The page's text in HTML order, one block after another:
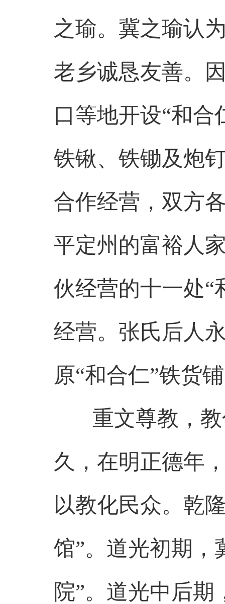
之瑜。冀之瑜认
老乡诚恳友善。
口等地开设“和合
铁锹、铁锄及炮
合作经营，双方
平定州的富裕人
伙经营的十一处“
经营。张氏后人
原“和合仁”铁货
重文尊教，教
久，在明正德年
以教化民众。乾
馆”。道光初期，
院”。道光中后